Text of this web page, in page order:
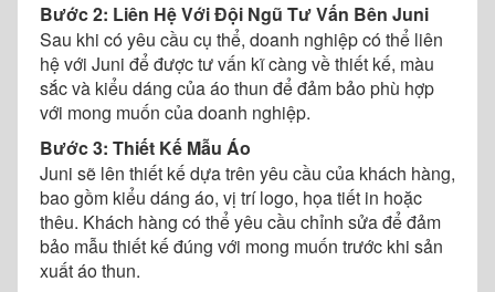
Bước 2: Liên Hệ Với Đội Ngũ Tư Vấn Bên Juni
Sau khi có yêu cầu cụ thể, doanh nghiệp có thể liên
hệ với Juni để được tư vấn kĩ càng về thiết kế, màu
sắc và kiểu dáng của áo thun để đảm bảo phù hợp
với mong muốn của doanh nghiệp.
Bước 3: Thiết Kế Mẫu Áo
Juni sẽ lên thiết kế dựa trên yêu cầu của khách hàng,
bao gồm kiểu dáng áo, vị trí logo, họa tiết in hoặc
thêu. Khách hàng có thể yêu cầu chỉnh sửa để đảm
bảo mẫu thiết kế đúng với mong muốn trước khi sản
xuất áo thun.